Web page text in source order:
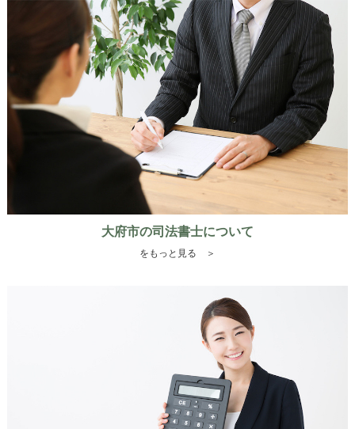
大府市の司法書士について
をもっと見る ＞